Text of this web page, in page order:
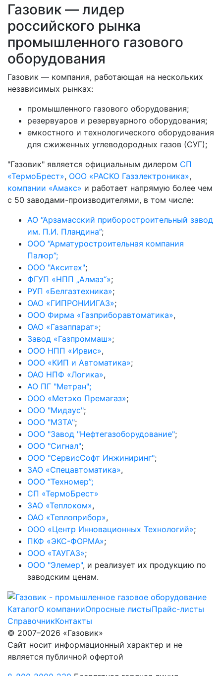
Газовик — лидер
российского рынка
промышленного газового
оборудования
Газовик — компания, работающая на нескольких
независимых рынках:
промышленного газового оборудования;
резервуаров и резервуарного оборудования;
емкостного и технологического оборудования
для сжиженных углеводородных газов (СУГ);
"Газовик" является официальным дилером СП
«ТермоБрест», ООО «РАСКО Газэлектроника»,
компании «Амакс» и работает напрямую более чем
с 50 заводами-производителями, в том числе:
АО “Арзамасский приборостроительный завод
им. П.И. Пландина”;
ООО “Арматуростроительная компания
Палюр”;
ООО "Акситех";
ФГУП «НПП „Алмаз“»;
РУП «Белгазтехника»;
ОАО «ГИПРОНИИГАЗ»;
ООО Фирма «Газприборавтоматика»,
ОАО «Газаппарат»;
Завод «Газпроммаш»;
ООО НПП «Ирвис»,
ООО «КИП и Автоматика»;
ОАО НПФ «Логика»,
АО ПГ "Метран";
ООО «Метэко Премагаз»;
ООО "Мидаус";
ООО "МЗТА";
ООО "Завод "Нефтегазоборудование";
ООО "Сигнал";
ООО "СервисСофт Инжиниринг";
ЗАО «Спецавтоматика»,
ООО “Техномер”;
СП «ТермоБрест»
ЗАО «Теплоком»,
ОАО «Теплоприбор»,
ООО «Центр Инновационных Технологий»;
ПКФ «ЭКС-ФОРМА»;
ООО «ТАУГАЗ»;
ООО "Элемер", и реализует их продукцию по
заводским ценам.
КаталогО компанииОпросные листыПрайс-листы
СправочникКонтакты
© 2007–2026 «Газовик»
Сайт носит информационный характер и не
является публичной офертой